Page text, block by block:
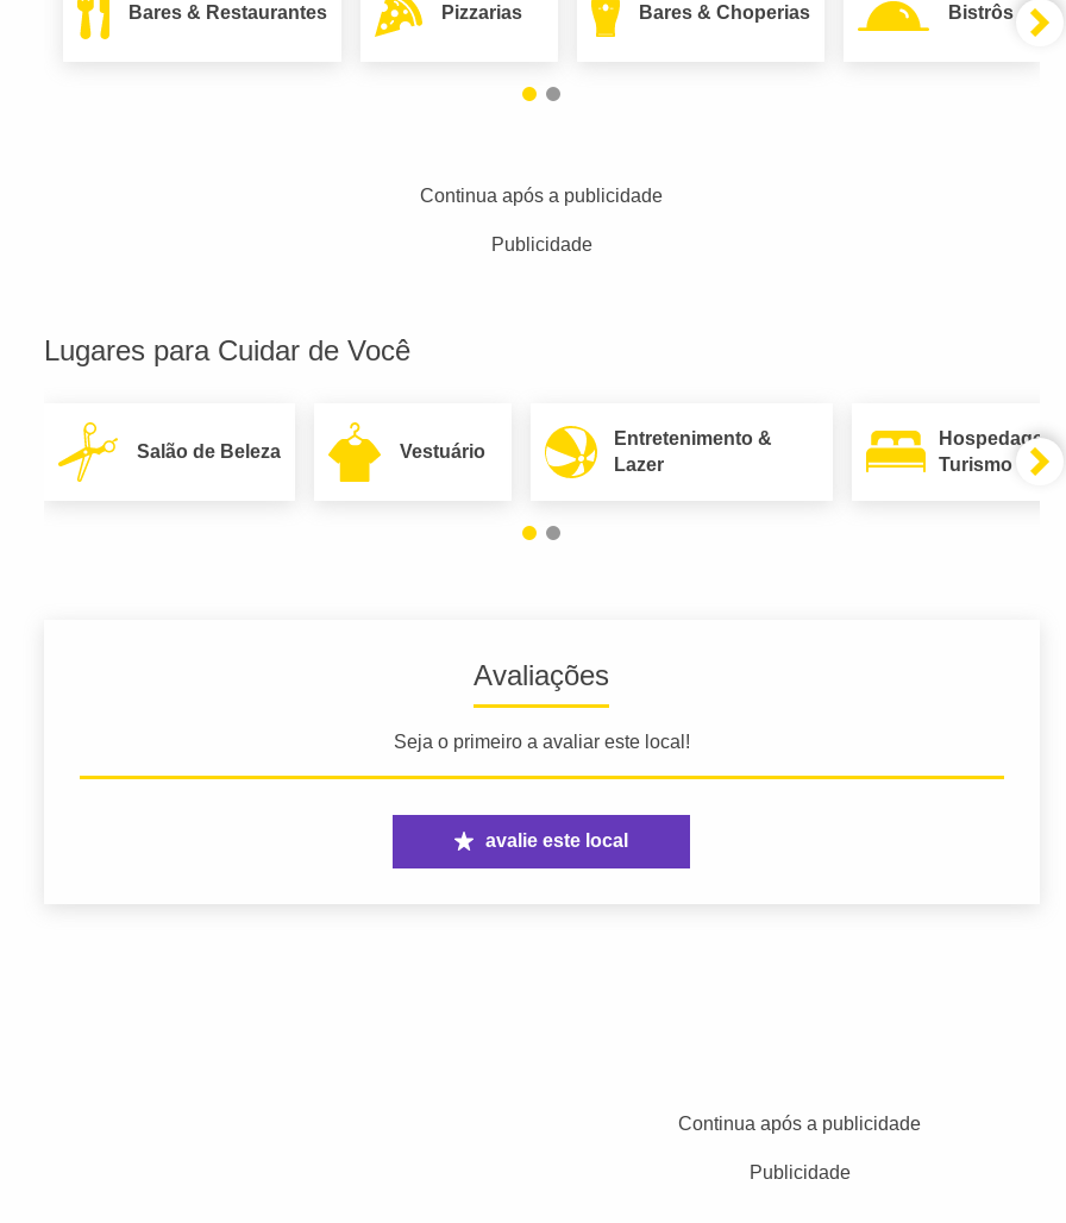
Bares & Restaurantes Pizzarias Bares & Choperias Bistrôs
Continua após a publicidade
Publicidade
Lugares para Cuidar de Você
Salão de Beleza Vestuário
Entretenimento &
Lazer
Hospedagem
Turismo
Avaliações
Seja o primeiro a avaliar este local!
avalie este local
Continua após a publicidade
Publicidade